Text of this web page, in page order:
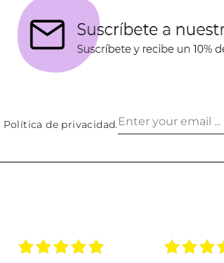
Política de privacidad.